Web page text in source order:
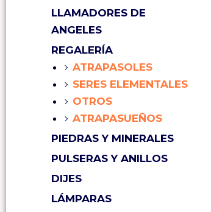
LLAMADORES DE
ANGELES
REGALERÍA
ATRAPASOLES
SERES ELEMENTALES
OTROS
ATRAPASUEÑOS
PIEDRAS Y MINERALES
PULSERAS Y ANILLOS
DIJES
LÁMPARAS